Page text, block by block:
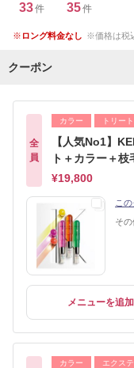
33件 35件
ロング料金なし 価格は税
クーポン
全
員
カラー トリー
【人気No1】
ト＋カラー＋
¥19,800
こ
その
メニューを追加
カラー エクステ